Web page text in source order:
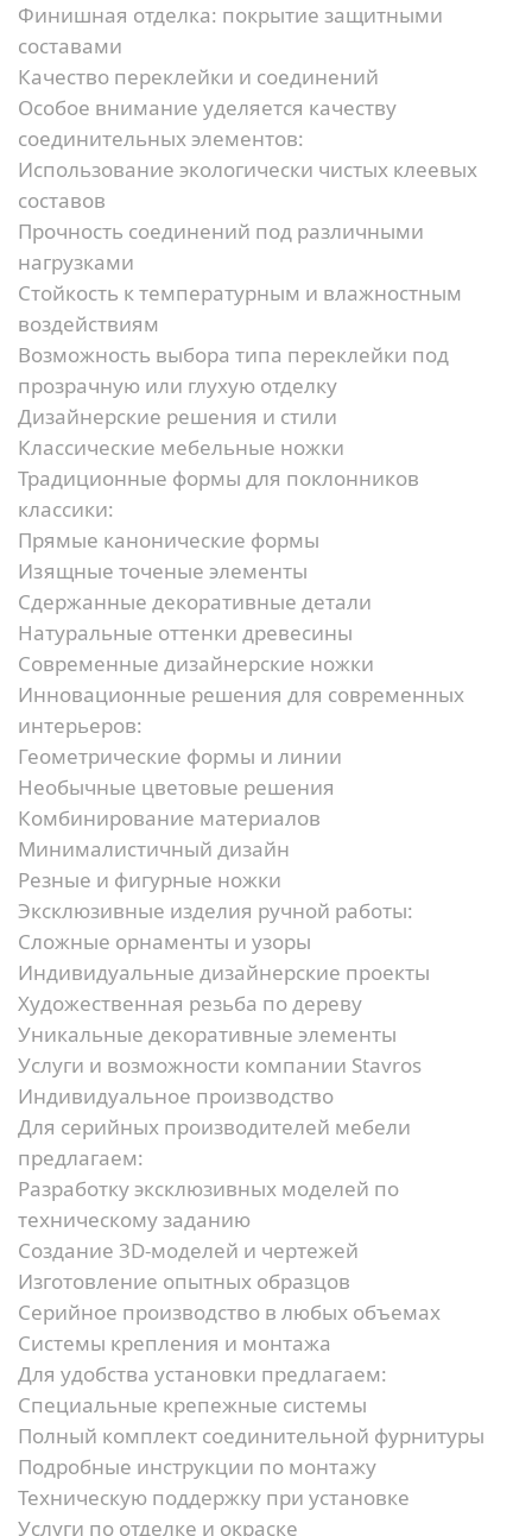
Финишная отделка: покрытие защитными
составами
Качество переклейки и соединений
Особое внимание уделяется качеству
соединительных элементов:
Использование экологически чистых клеевых
составов
Прочность соединений под различными
нагрузками
Стойкость к температурным и влажностным
воздействиям
Возможность выбора типа переклейки под
прозрачную или глухую отделку
Дизайнерские решения и стили
Классические мебельные ножки
Традиционные формы для поклонников
классики:
Прямые канонические формы
Изящные точеные элементы
Сдержанные декоративные детали
Натуральные оттенки древесины
Современные дизайнерские ножки
Инновационные решения для современных
интерьеров:
Геометрические формы и линии
Необычные цветовые решения
Комбинирование материалов
Минималистичный дизайн
Резные и фигурные ножки
Эксклюзивные изделия ручной работы:
Сложные орнаменты и узоры
Индивидуальные дизайнерские проекты
Художественная резьба по дереву
Уникальные декоративные элементы
Услуги и возможности компании Stavros
Индивидуальное производство
Для серийных производителей мебели
предлагаем:
Разработку эксклюзивных моделей по
техническому заданию
Создание 3D-моделей и чертежей
Изготовление опытных образцов
Серийное производство в любых объемах
Системы крепления и монтажа
Для удобства установки предлагаем:
Специальные крепежные системы
Полный комплект соединительной фурнитуры
Подробные инструкции по монтажу
Техническую поддержку при установке
Услуги по отделке и окраске